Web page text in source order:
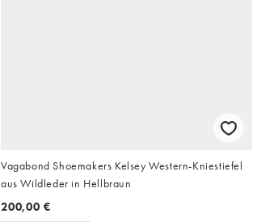
Vagabond Shoemakers Kelsey Western-Kniestiefel
aus Wildleder in Hellbraun
200,00 €